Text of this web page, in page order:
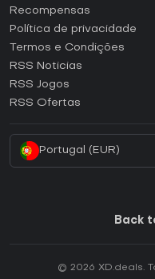
Como ativar uma CD Key
Como ativar uma CD Key
Como ativar uma CD Key
Como ativar uma CD Key
Recompensas
Política de privacidade
Termos e Condições
RSS Noticias
RSS Jogos
RSS Ofertas
Portugal (EUR)
Back
© 2026 XD.deals.